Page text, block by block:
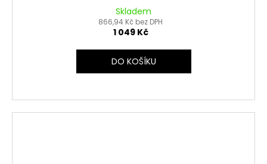
Skladem
866,94 Kč bez DPH
1 049 Kč
DO KOŠÍKU